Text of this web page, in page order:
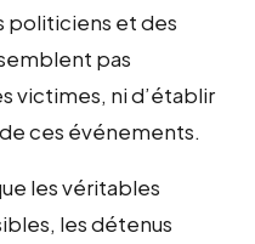
politiciens et des
pas
victimes, ni d’établir
ces événements.
les véritables
les détenus